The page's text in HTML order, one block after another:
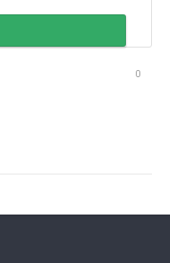
0